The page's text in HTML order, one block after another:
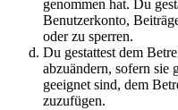
genommen hat. Du
Benutzerkonto,
oder zu sperren.
Du gestattest dem
abzuändern, sofern sie
geeignet sind, dem
zuzufügen.